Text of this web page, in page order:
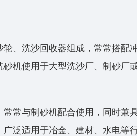
、洗沙回收器组成，常常搭配
机使用于大型洗沙厂、制砂厂
常与制砂机配合使用，同时兼
泛适用于冶金、建材、水电等